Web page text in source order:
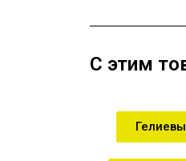
С этим